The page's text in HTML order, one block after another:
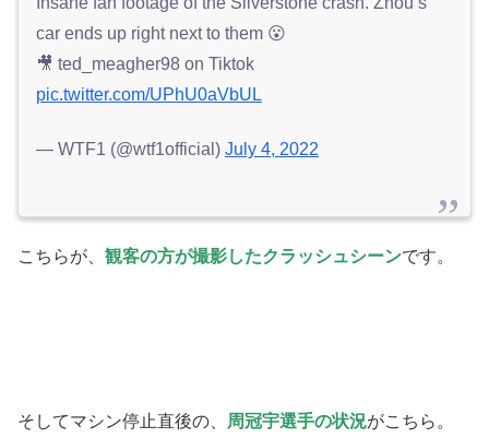
car ends up right next to them 😮
🎥 ted_meagher98 on Tiktok
pic.twitter.com/UPhU0aVbUL
— WTF1 (@wtf1official) July 4, 2022
こちらが、 観客の方が撮影したクラッシュシーンです。
そしてマシン停止直後の、 周冠宇選手の状況がこちら。